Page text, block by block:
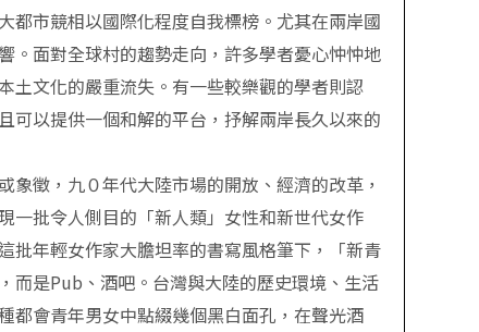
都市競相以國際化程度自我標榜。尤其在兩岸國
。面對全球村的趨勢走向，許多學者憂心忡忡地
土文化的嚴重流失。有一些較樂觀的學者則認
可以提供一個和解的平台，抒解兩岸長久以來的
徵，九０年代大陸市場的開放、經濟的改革，
一批令人側目的「新人類」女性和新世代女作
批年輕女作家大膽坦率的書寫風格筆下，「新青
而是Pub、酒吧。台灣與大陸的歷史環境、生活
都會青年男女中點綴幾個黑白面孔，在聲光酒